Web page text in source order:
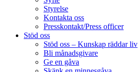
Styrelse
Kontakta oss
Presskontakt/Press officer
Stöd oss
Stöd oss – Kunskap räddar liv
Bli månadsgivare
Ge en gåva